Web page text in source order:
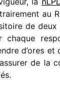
au
de
chaque
d’ores
de la